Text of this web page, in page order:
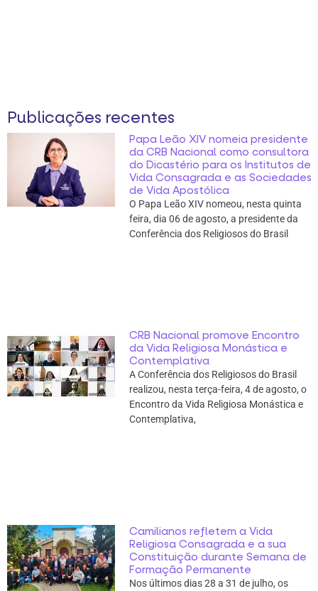
Publicações recentes
Papa Leão XIV nomeia presidente
da CRB Nacional como consultora
do Dicastério para os Institutos de
Vida Consagrada e as Sociedades
de Vida Apostólica
O Papa Leão XIV nomeou, nesta quinta
feira, dia 06 de agosto, a presidente da
Conferência dos Religiosos do Brasil
CRB Nacional promove Encontro
da Vida Religiosa Monástica e
Contemplativa
A Conferência dos Religiosos do Brasil
realizou, nesta terça-feira, 4 de agosto, o
Encontro da Vida Religiosa Monástica e
Contemplativa,
Camilianos refletem a Vida
Religiosa Consagrada e a sua
Constituição durante Semana de
Formação Permanente
Nos últimos dias 28 a 31 de julho, os